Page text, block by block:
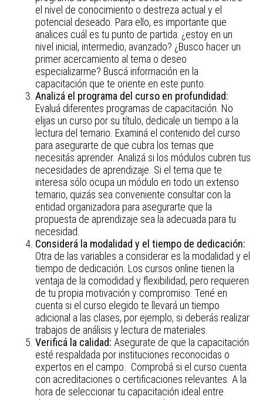
el nivel de conocimiento o destreza actual y el
potencial deseado. Para ello, es importante que
analices cuál es tu punto de partida: ¿estoy en un
nivel inicial, intermedio, avanzado? ¿Busco hacer un
primer acercamiento al tema o deseo
especializarme? Buscá información en la
capacitación que te oriente en este punto.
Analizá el programa del curso en profundidad:
Evaluá diferentes programas de capacitación. No
elijas un curso por su título, dedicale un tiempo a la
lectura del temario. Examiná el contenido del curso
para asegurarte de que cubra los temas que
necesitás aprender. Analizá si los módulos cubren tus
necesidades de aprendizaje. Si el tema que te
interesa sólo ocupa un módulo en todo un extenso
temario, quizás sea conveniente consultar con la
entidad organizadora para asegurarte que la
propuesta de aprendizaje sea la adecuada para tu
necesidad.
Considerá la modalidad y el tiempo de dedicación:
Otra de las variables a considerar es la modalidad y el
tiempo de dedicación. Los cursos online tienen la
ventaja de la comodidad y flexibilidad, pero requieren
de tu propia motivación y compromiso. Tené en
cuenta si el curso elegido te llevará un tiempo
adicional a las clases, por ejemplo, si deberás realizar
trabajos de análisis y lectura de materiales.
Verificá la calidad: Asegurate de que la capacitación
esté respaldada por instituciones reconocidas o
expertos en el campo. Comprobá si el curso cuenta
con acreditaciones o certificaciones relevantes. A la
hora de seleccionar tu capacitación ideal entre